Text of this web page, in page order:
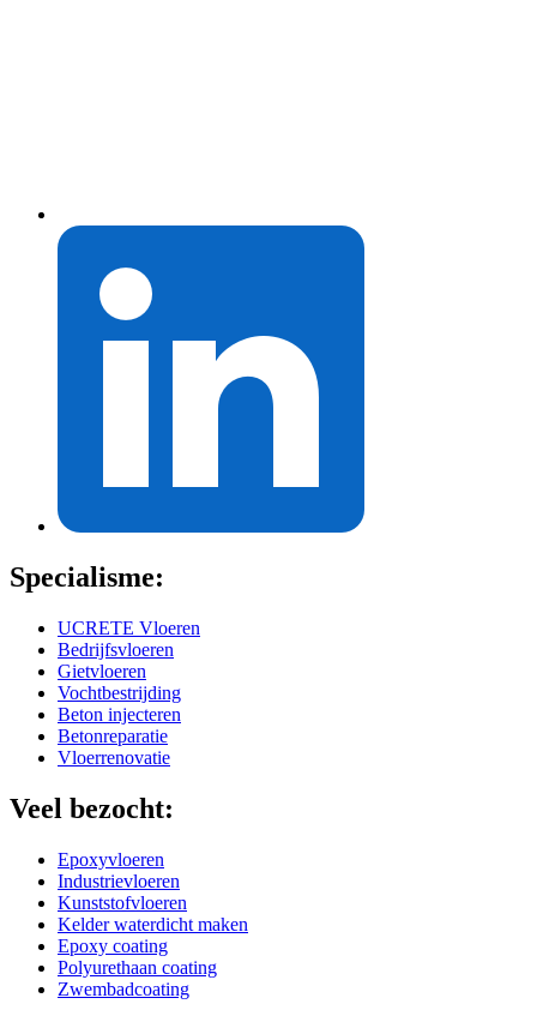
Specialisme:
UCRETE Vloeren
Bedrijfsvloeren
Gietvloeren
Vochtbestrijding
Beton injecteren
Betonreparatie
Vloerrenovatie
Veel bezocht:
Epoxyvloeren
Industrievloeren
Kunststofvloeren
Kelder waterdicht maken
Epoxy coating
Polyurethaan coating
Zwembadcoating